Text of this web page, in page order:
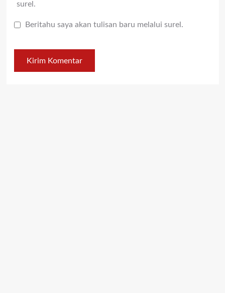
surel.
Beritahu saya akan tulisan baru melalui surel.